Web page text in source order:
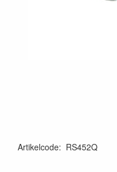
Artikelcode: RS452Q